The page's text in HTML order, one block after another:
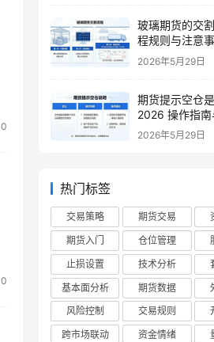
0
0
玻璃期货的交
程规则与注意
2026年5月29日
期货提示空仓
2026 操作指南
握
2026年5月29日
热门标签
交易策略 期货交易
期货入门
仓位管理
止损设置
技术分析
基本面分析
期货数据
风险控制
交易规则
跨市场联动
资金情绪